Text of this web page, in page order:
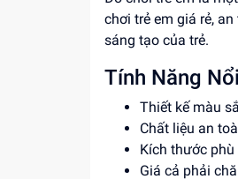
chơi trẻ em giá rẻ,
sáng tạo của trẻ.
Tính Năng
Thiết kế màu
Chất liệu an
Kích thước
Giá cả phải